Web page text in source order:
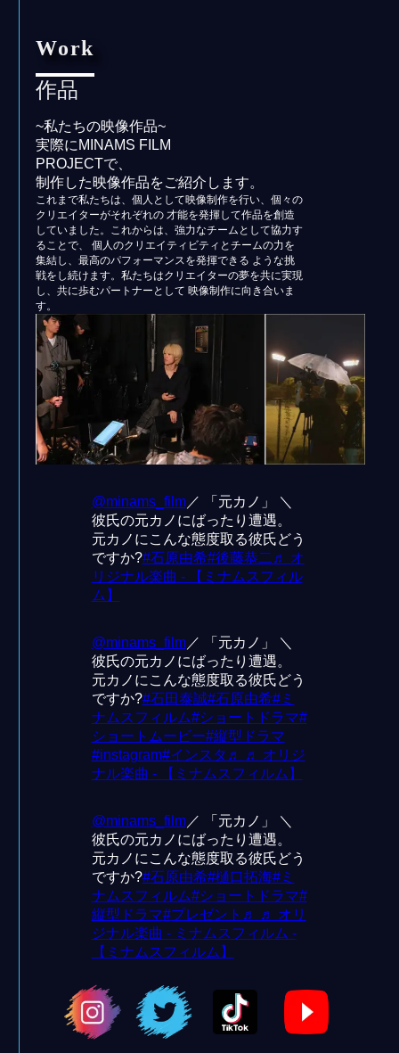
Work
作品
~私たちの映像作品~
実際にMINAMS FILM
PROJECTで、
制作した映像作品をご紹介します。
これまで私たちは、個人として映像制作を行い、個々の
クリエイターがそれぞれの 才能を発揮して作品を創造
していました。これからは、強力なチームとして協力す
ることで、 個人のクリエイティビティとチームの力を
集結し、最高のパフォーマンスを発揮できる ような挑
戦をし続けます。私たちはクリエイターの夢を共に実現
し、共に歩むパートナーとして 映像制作に向き合いま
す。
@minams_film／ 「元カノ」 ＼
彼氏の元カノにばったり遭遇。
元カノにこんな態度取る彼氏どう
ですか?#石原由希#後藤恭二 ♬ オ
リジナル楽曲 - 【ミナムスフィル
ム】
@minams_film／ 「元カノ」 ＼
彼氏の元カノにばったり遭遇。
元カノにこんな態度取る彼氏どう
ですか?#石田泰誠#石原由希#ミ
ナムスフィルム#ショートドラマ#
ショートムービー#縦型ドラマ
#instagram#インスタ ♬
♬ オリジ
ナル楽曲 - 【ミナムスフィルム】
@minams_film／ 「元カノ」 ＼
彼氏の元カノにばったり遭遇。
元カノにこんな態度取る彼氏どう
ですか?#石原由希#樋口拓海#ミ
ナムスフィルム#ショートドラマ#
縦型ドラマ#プレゼント ♬
♬ オリ
ジナル楽曲 - ミナムスフィルム -
【ミナムスフィルム】